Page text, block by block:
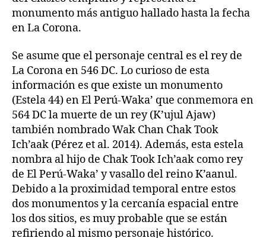
monumento más antiguo hallado hasta la fecha
en La Corona.
Se asume que el personaje central es el rey de
La Corona en 546 DC. Lo curioso de esta
información es que existe un monumento
(Estela 44) en El Perú-Waka’ que conmemora en
564 DC la muerte de un rey (K’ujul Ajaw)
también nombrado Wak Chan Chak Took
Ich’aak (Pérez et al. 2014). Además, esta estela
nombra al hijo de Chak Took Ich’aak como rey
de El Perú-Waka’ y vasallo del reino K’aanul.
Debido a la proximidad temporal entre estos
dos monumentos y la cercanía espacial entre
los dos sitios, es muy probable que se están
refiriendo al mismo personaje histórico.